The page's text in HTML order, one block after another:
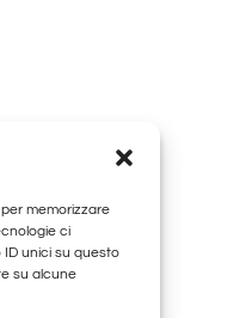
memorizzare
ci
unici su questo
su alcune